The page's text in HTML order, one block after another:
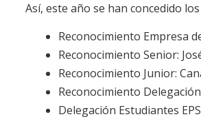
Así, este año se han concedido
Reconocimiento Empresa
Reconocimiento Senior:
Reconocimiento Junior:
Reconocimiento
Delegación Estudiantes